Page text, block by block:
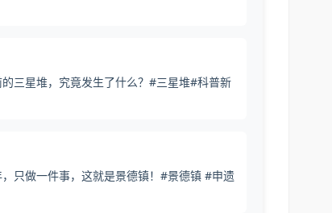
三星堆，究竟发生了什么？#三星堆#科普新
只做一件事，这就是景德镇！#景德镇 #申遗